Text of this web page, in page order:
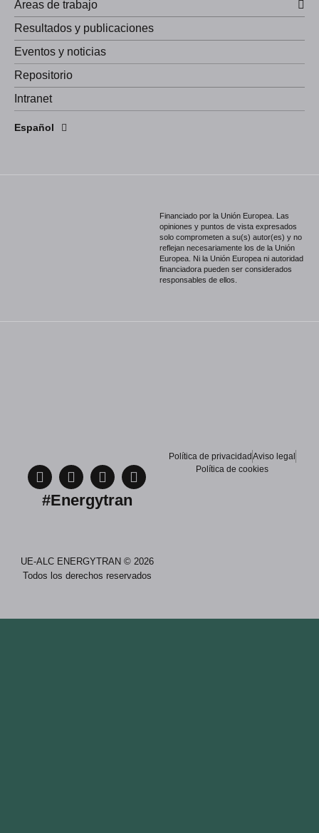
Áreas de trabajo
Resultados y publicaciones
Eventos y noticias
Repositorio
Intranet
Español
English
Português
Financiado por la Unión Europea. Las
opiniones y puntos de vista expresados
solo comprometen a su(s) autor(es) y no
reflejan necesariamente los de la Unión
Europea. Ni la Unión Europea ni autoridad
financiadora pueden ser considerados
responsables de ellos.
#Energytran
UE-ALC ENERGYTRAN © 2026
Todos los derechos reservados
Política de privacidad Aviso legal
Política de cookies